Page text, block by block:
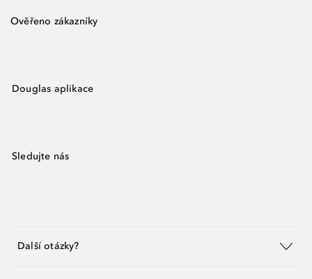
Ověřeno zákazníky
Douglas aplikace
Sledujte nás
Další otázky?